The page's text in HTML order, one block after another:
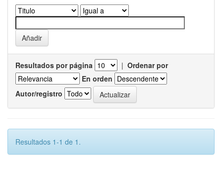
Resultados por página | Ordenar por
En orden
Autor/registro
Resultados 1-1 de 1.